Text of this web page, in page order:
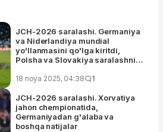
JCH-2026 saralashi. Germaniya
va Niderlandiya mundial
yo'llanmasini qo'lga kiritdi,
Polsha va Slovakiya saralashni
18 noya 2025, 04:38 1
JCH-2026 saralashi. Xorvatiya
jahon chempionatida,
Germaniyadan g'alaba va
boshqa natijalar